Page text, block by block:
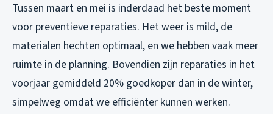
Tussen maart en mei is inderdaad het beste moment
voor preventieve reparaties. Het weer is mild, de
materialen hechten optimaal, en we hebben vaak meer
ruimte in de planning. Bovendien zijn reparaties in het
voorjaar gemiddeld 20% goedkoper dan in de winter,
simpelweg omdat we efficiënter kunnen werken.